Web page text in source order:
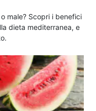
male? Scopri i benefici
dieta mediterranea, e